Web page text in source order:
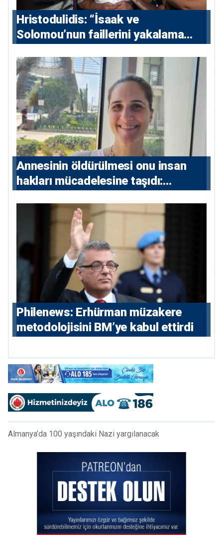
Hristodulidis: “İsaak ve
Solomou’nun faillerini yakalama
ve 5 uluslararası tutuklama emri
çıkarıldı”
Annesinin öldürülmesi onu insan
hakları mücadelesine taşıdı:
hikayesi
Philenews: Erhürman müzakere
metodolojisini BM’ye kabul ettirdi
Almanya’da 100 yaşındaki Nazi yargılanacak